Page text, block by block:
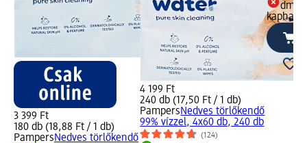
3 399 Ft
180 db (18,88 Ft / 1 db)
PampersNedves törlőkendő
4 199 Ft
240 db (17,50 Ft / 1 db)
PampersNedves törlőkendő
99% vízzel, 4x60 db, 240 db
(124)
dm
kapható